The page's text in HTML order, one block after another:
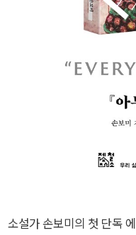
소설가 손보미의 첫 단독